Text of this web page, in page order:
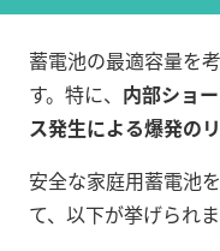
蓄電池の最適容量を
す。特に、 内部ショ
ス発生による爆発の
安全な家庭用蓄電池
て、以下が挙げられま